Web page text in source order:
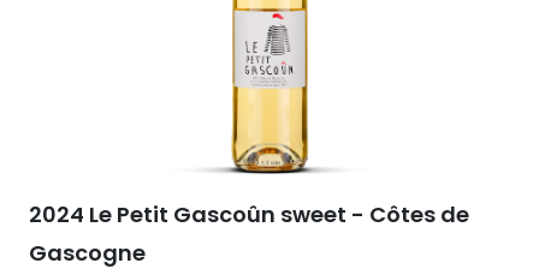
2024 Le Petit Gascoûn sweet - Côtes de
Gascogne